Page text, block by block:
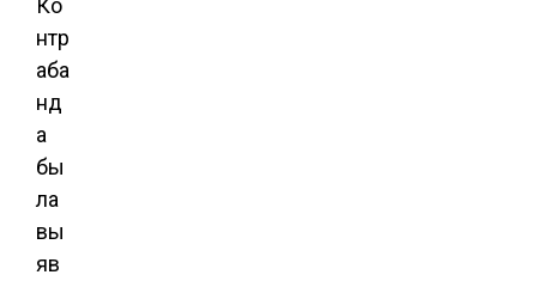
нтр
аба
нд
а
бы
ла
вы
яв